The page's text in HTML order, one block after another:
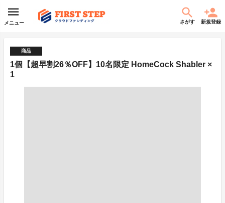
メニュー さがす 新規登録
商品
1個【超早割26％OFF】10名限定 HomeCock Shabler ×
1